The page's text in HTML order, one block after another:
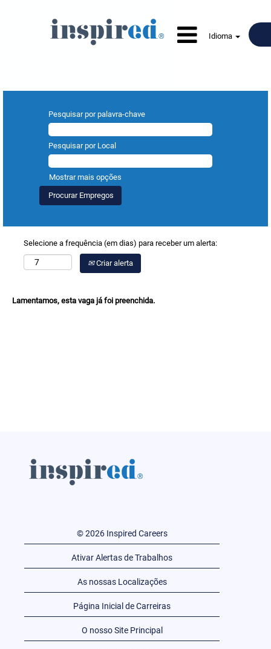
Idioma
Pesquisar por palavra-chave
Pesquisar por Local
Mostrar mais opções
Selecione a frequência (em dias) para receber um alerta:
Criar alerta
Lamentamos, esta vaga já foi preenchida.
© 2026 Inspired Careers
Ativar Alertas de Trabalhos
As nossas Localizações
Página Inicial de Carreiras
O nosso Site Principal